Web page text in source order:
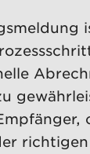
richtigen